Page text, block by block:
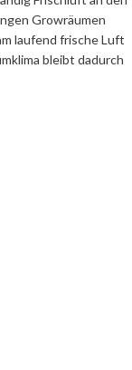
Growräumen
laufend frische Luft
bleibt dadurch